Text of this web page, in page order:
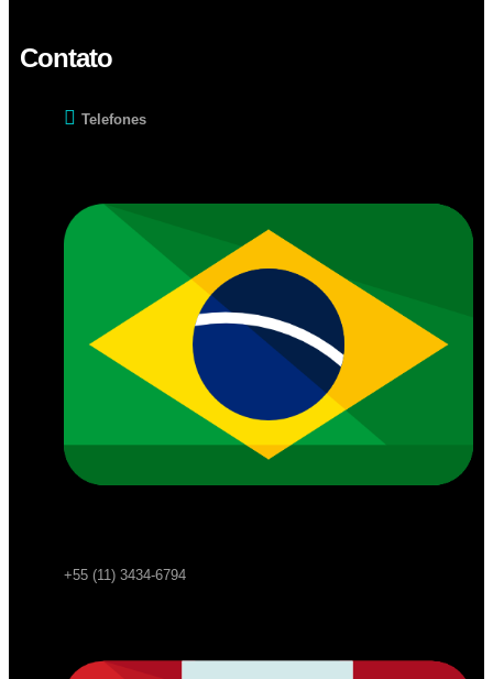
Contato
Telefones
+55 (11) 3434-6794